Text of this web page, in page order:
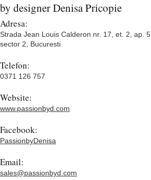
by designer Denisa Pricopie
Adresa:
Strada Jean Louis Calderon nr. 17, et. 2, ap. 5
sector 2, Bucuresti
Telefon:
0371 126 757
Website:
www.passionbyd.com
Facebook:
PassionbyDenisa
Email:
sales@passionbyd.com